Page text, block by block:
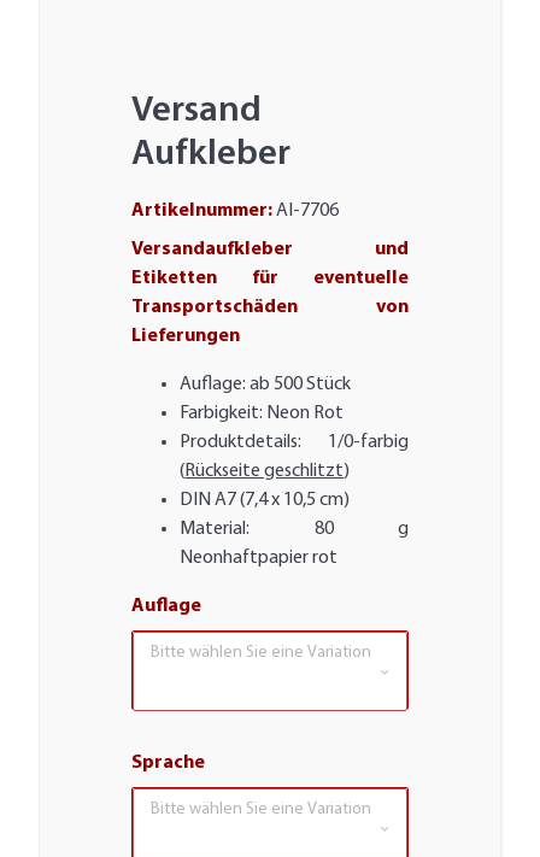
Versand
Aufkleber
Artikelnummer:AI-7706
Versandaufkleber und
Etiketten für eventuelle
Transportschäden von
Lieferungen
Auflage: ab 500 Stück
Farbigkeit: Neon Rot
Produktdetails: 1/0-farbig
(Rückseite geschlitzt)
DIN A7 (7,4 x 10,5 cm)
Material: 80 g
Neonhaftpapier rot
Auflage
Bitte wählen Sie eine Variation.
Sprache
Bitte wählen Sie eine Variation.